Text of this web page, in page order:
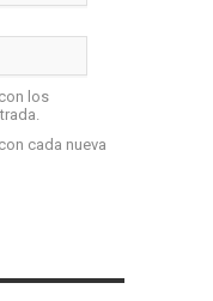
los
cada nueva